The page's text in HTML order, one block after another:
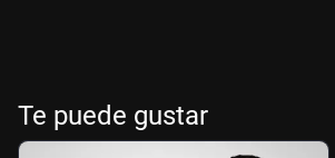
Te puede gustar